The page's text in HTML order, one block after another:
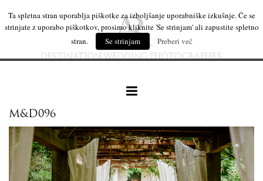
naše delo
M&D096
Ta spletna stran uporablja piškotke za izboljšanje uporabniške izkušnje. Če se
strinjate z uporabo piškotkov, prosimo kliknite 'Se strinjam' ali zapustite spletno
stran.
Se strinjam Preberi več